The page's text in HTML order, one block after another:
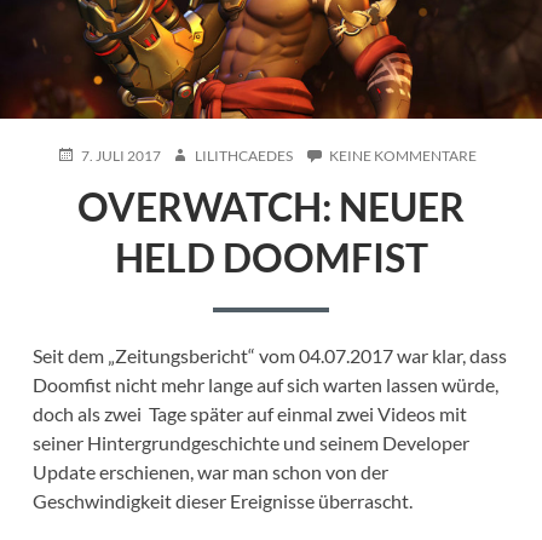
POSTED
7. JULI 2017 AUTHOR
LILITHCAEDES KEINE KOMMENTAREZU
OVERWATCH: NEUER
HELD DOOMFIST
Seit dem „Zeitungsbericht“ vom 04.07.2017 war klar, dass
Doomfist nicht mehr lange auf sich warten lassen würde,
doch als zwei Tage später auf einmal zwei Videos mit
seiner Hintergrundgeschichte und seinem Developer
Update erschienen, war man schon von der
Geschwindigkeit dieser Ereignisse überrascht.